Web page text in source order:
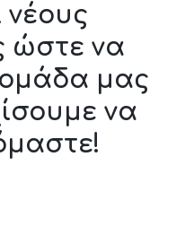
νέους
ώστε να
μας
να